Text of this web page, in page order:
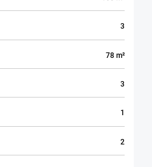
3
78 m²
3
1
2